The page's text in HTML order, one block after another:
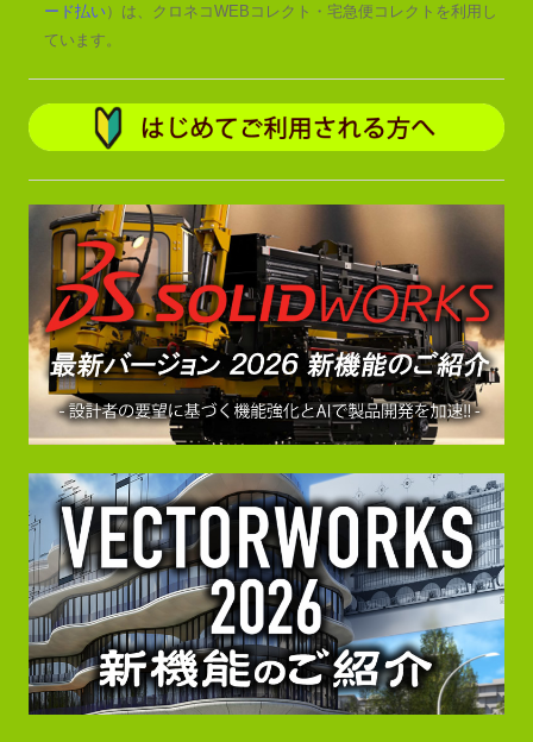
ード払い）は、クロネコWEBコレクト・宅急便コレクトを利用し
ています。